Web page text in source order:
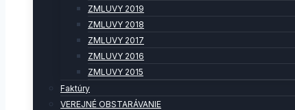
ZMLUVY 2019
ZMLUVY 2018
ZMLUVY 2017
ZMLUVY 2016
ZMLUVY 2015
Faktúry
VEREJNÉ OBSTARÁVANIE